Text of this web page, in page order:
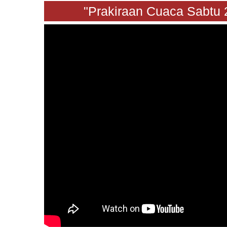
"Prakiraan Cuaca Sabtu 24